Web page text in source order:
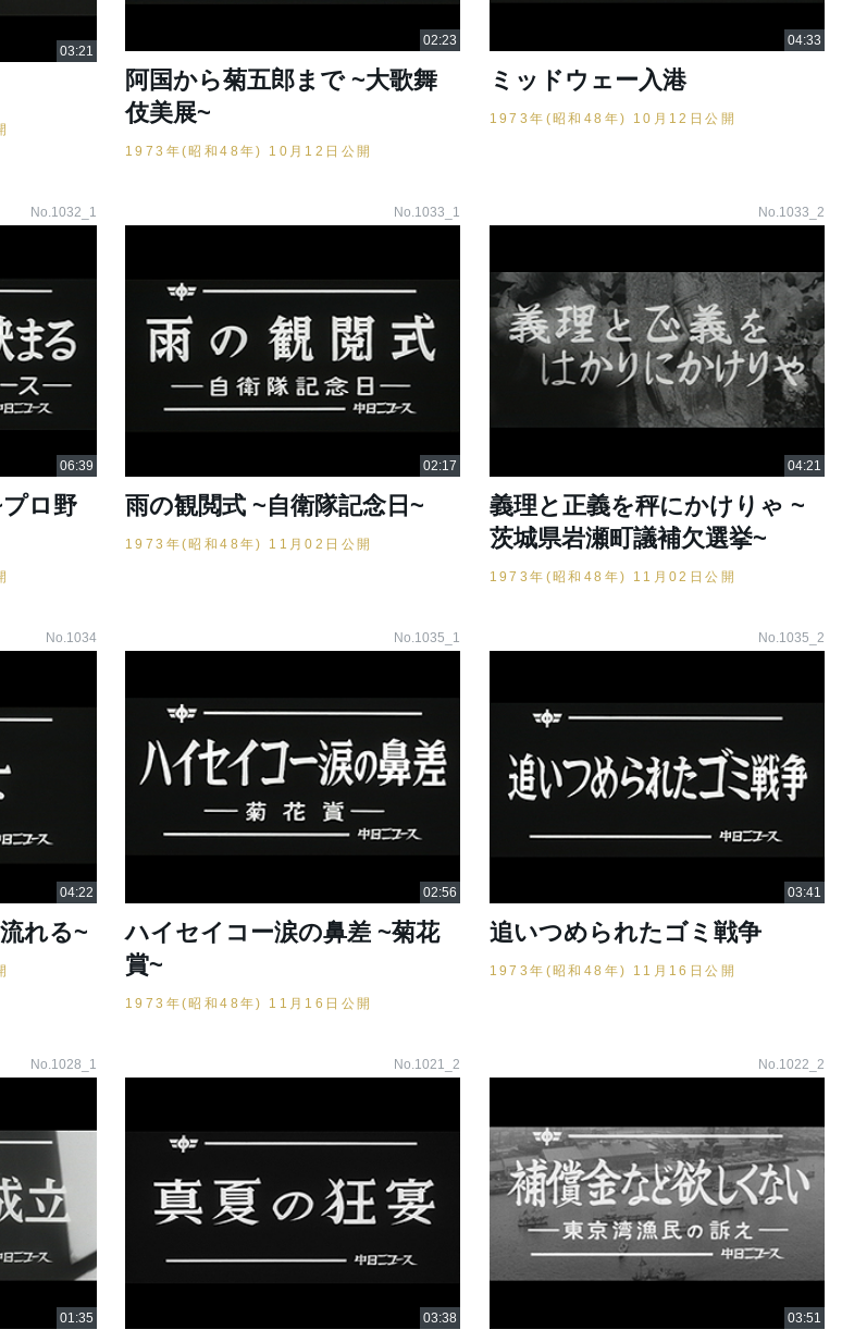
阿国から菊五郎まで ~大歌舞
伎美展~
1973年(昭和48年) 10月12日公開
ミッドウェー入港
1973年(昭和48年) 10月12日公開
No.1032_1
ロ野
No.1033_1
雨の観閲式 ~自衛隊記念日~
1973年(昭和48年) 11月02日公開
No.1033_2
義理と正義を秤にかけりゃ ~
茨城県岩瀬町議補欠選挙~
1973年(昭和48年) 11月02日公開
No.1034
れる~
No.1035_1
ハイセイコー涙の鼻差 ~菊花
賞~
1973年(昭和48年) 11月16日公開
No.1035_2
追いつめられたゴミ戦争
1973年(昭和48年) 11月16日公開
No.1028_1 No.1021_2 No.1022_2